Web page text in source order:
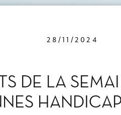
28/11/2024
DE LA